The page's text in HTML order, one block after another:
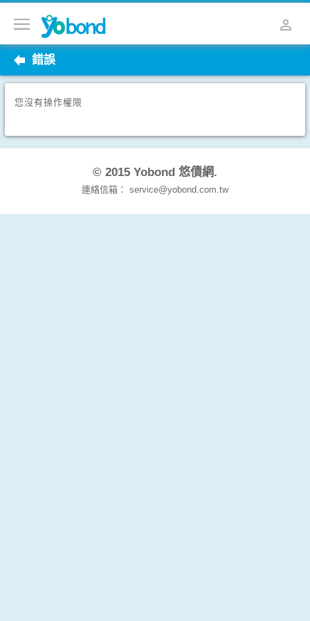
錯誤
您沒有操作權限
© 2015 Yobond 悠債網.
連絡信箱： service@yobond.com.tw